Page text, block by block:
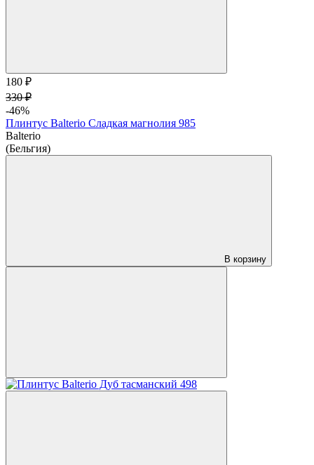
180 ₽
330 ₽
-46%
Плинтус Balterio Сладкая магнолия 985
Balterio
(Бельгия)
В корзину